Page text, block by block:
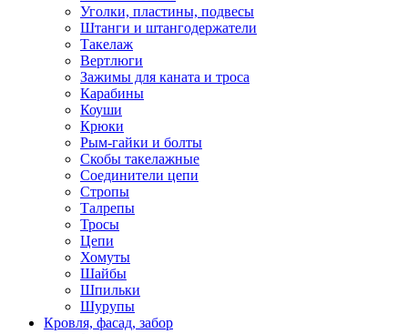
Уголки, пластины, подвесы
Штанги и штангодержатели
Такелаж
Вертлюги
Зажимы для каната и троса
Карабины
Коуши
Крюки
Рым-гайки и болты
Скобы такелажные
Соединители цепи
Стропы
Талрепы
Тросы
Цепи
Хомуты
Шайбы
Шпильки
Шурупы
Кровля, фасад, забор